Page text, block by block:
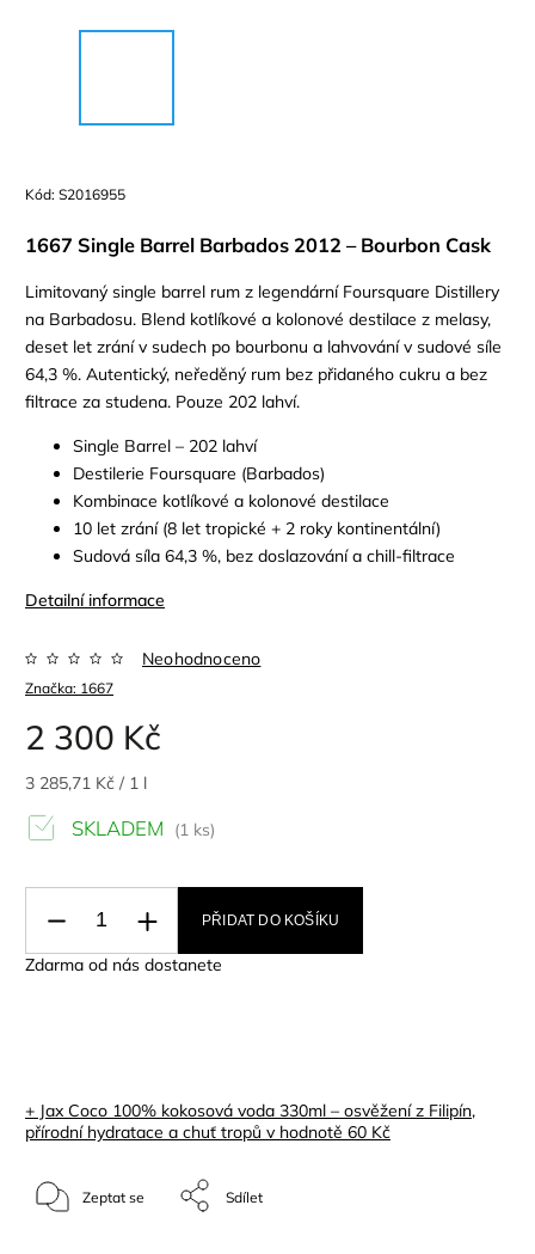
Kód: S2016955
1667 Single Barrel Barbados 2012 – Bourbon Cask
Limitovaný single barrel rum z legendární Foursquare Distillery
na Barbadosu. Blend kotlíkové a kolonové destilace z melasy,
deset let zrání v sudech po bourbonu a lahvování v sudové síle
64,3 %. Autentický, neředěný rum bez přidaného cukru a bez
filtrace za studena. Pouze 202 lahví.
Single Barrel – 202 lahví
Destilerie Foursquare (Barbados)
Kombinace kotlíkové a kolonové destilace
10 let zrání (8 let tropické + 2 roky kontinentální)
Sudová síla 64,3 %, bez doslazování a chill-filtrace
Detailní informace
Značka: 1667
Neohodnoceno
2 300 Kč
3 285,71 Kč / 1 l
SKLADEM (1 ks)
PŘIDAT DO KOŠÍKU
Zdarma od nás dostanete
+ Jax Coco 100% kokosová voda 330ml – osvěžení z Filipín,
přírodní hydratace a chuť tropů v hodnotě 60 Kč
Zeptat se Sdílet